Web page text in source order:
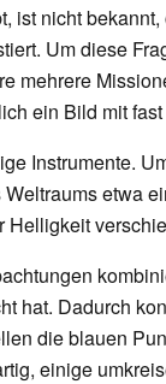
ist nicht bekannt,
Um diese
mehrere
ein Bild mit
Instrumente.
etwa
hat. Dadurch
die blauen
einige